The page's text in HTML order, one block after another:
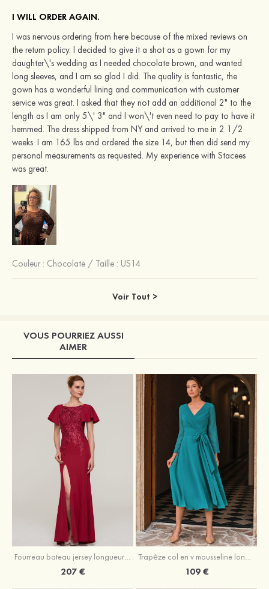
I WILL ORDER AGAIN.
I was nervous ordering from here because of the mixed reviews on
the return policy. I decided to give it a shot as a gown for my
daughter\'s wedding as I needed chocolate brown, and wanted
long sleeves, and I am so glad I did. The quality is fantastic, the
gown has a wonderful lining and communication with customer
service was great. I asked that they not add an additional 2" to the
length as I am only 5\' 3" and I won\'t even need to pay to have it
hemmed. The dress shipped from NY and arrived to me in 2 1/2
weeks. I am 165 lbs and ordered the size 14, but then did send my
personal measurements as requested. My experience with Stacees
was great.
Couleur : Chocolate / Taille : US14
Voir Tout >
VOUS POURRIEZ AUSSI
AIMER
207 € 109 €